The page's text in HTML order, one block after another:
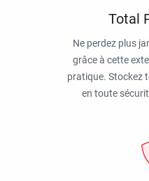
Total
Ne perdez plus
grâce à cette
pratique. Stockez
en toute